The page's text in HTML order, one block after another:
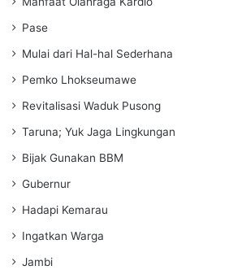
Pase
Mulai dari Hal-hal Sederhana
Pemko Lhokseumawe
Revitalisasi Waduk Pusong
Taruna; Yuk Jaga Lingkungan
Bijak Gunakan BBM
Gubernur
Hadapi Kemarau
Ingatkan Warga
Jambi